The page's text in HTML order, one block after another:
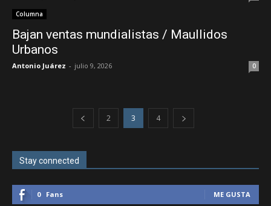
Columna
Bajan ventas mundialistas / Maullidos
Urbanos
Antonio Juárez - julio 9, 2026 0
2 3 4
Stay connected
0 Fans ME GUSTA